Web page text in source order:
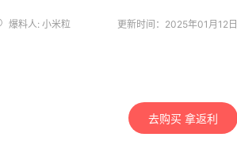
爆料人: 小米粒 更新时间：2025年01月12日
去购买 拿返利